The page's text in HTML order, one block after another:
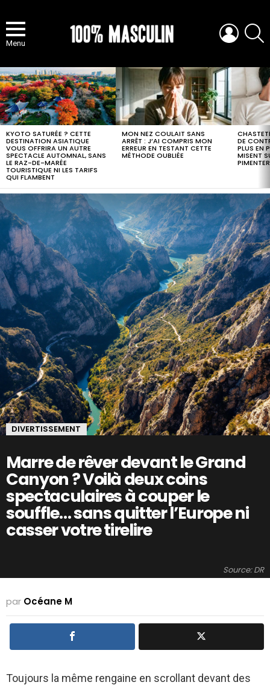
Menu
LOGIN
MOST
VIEWED
STORIES
KYOTO SATURÉE ? CETTE
DESTINATION ASIATIQUE
VOUS OFFRIRA UN AUTRE
SPECTACLE AUTOMNAL, SANS
LE RAZ-DE-MARÉE
TOURISTIQUE NI LES TARIFS
QUI FLAMBENT
MON NEZ COULAIT SANS
ARRÊT : J’AI COMPRIS MON
ERREUR EN TESTANT CETTE
MÉTHODE OUBLIÉE
DE
PLUS EN
MISENT
DIVERTISSEMENT
Marre de rêver devant le Grand
Canyon ? Voilà deux coins
spectaculaires à couper le
souffle… sans quitter l’Europe ni
casser votre tirelire
Source: DR
par Océane M
Toujours la même rengaine en scrollant devant des